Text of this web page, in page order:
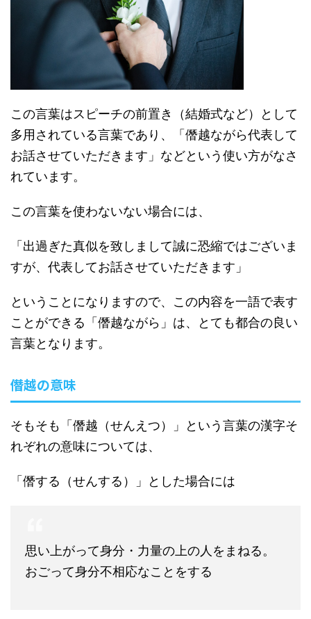
この言葉はスピーチの前置き（結婚式など）として
多用されている言葉であり、「僭越ながら代表して
お話させていただきます」などという使い方がなさ
れています。
この言葉を使わないない場合には、
「出過ぎた真似を致しまして誠に恐縮ではございま
すが、代表してお話させていただきます」
ということになりますので、この内容を一語で表す
ことができる「僭越ながら」は、とても都合の良い
言葉となります。
僭越の意味
そもそも「僭越（せんえつ）」という言葉の漢字そ
れぞれの意味については、
「僭する（せんする）」とした場合には
思い上がって身分・力量の上の人をまねる。
おごって身分不相応なことをする